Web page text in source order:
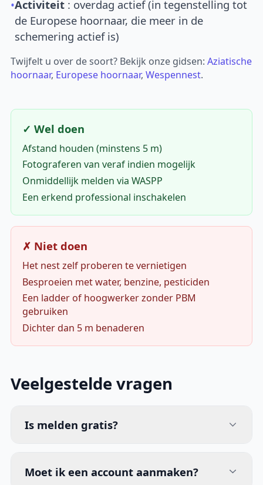
•Activiteit : overdag actief (in tegenstelling tot
de Europese hoornaar, die meer in de
schemering actief is)
Twijfelt u over de soort? Bekijk onze gidsen:Aziatische
hoornaar, Europese hoornaar,Wespennest.
✓ Wel doen
Afstand houden (minstens 5 m)
Fotograferen van veraf indien mogelijk
Onmiddellijk melden via WASPP
Een erkend professional inschakelen
✗ Niet doen
Het nest zelf proberen te vernietigen
Besproeien met water, benzine, pesticiden
Een ladder of hoogwerker zonder PBM
gebruiken
Dichter dan 5 m benaderen
Veelgestelde vragen
Is melden gratis?
Moet ik een account aanmaken?